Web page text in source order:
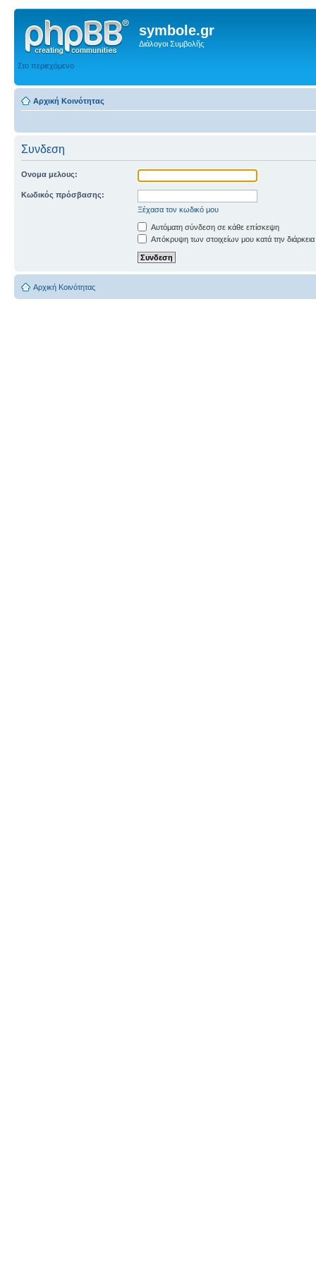
symbole.gr
Διάλογοι Συμβολῆς
Στο περιεχόμενο
Αρχική Κοινότητας
Συνδεση
Ονομα μελους:
Κωδικός πρόσβασης:
Ξέχασα τον κωδικό μου
Αυτόματη σύνδεση σε κάθε επίσκεψη
Απόκρυψη των στοιχείων μου κατά την
Αρχική Κοινότητας